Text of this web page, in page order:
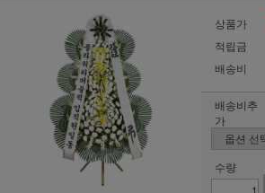
상품가
적립금
배송비
배송비추
가
수량